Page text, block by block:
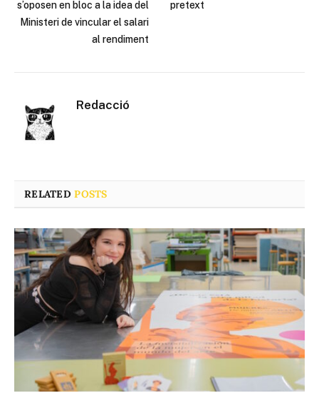
s’oposen en bloc a la idea del
Ministeri de vincular el salari
al rendiment
pretext
Redacció
RELATEDPOSTS